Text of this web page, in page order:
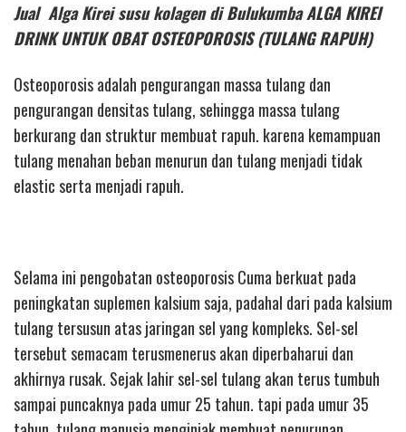
Jual Alga Kirei susu kolagen di Bulukumba ALGA KIREI
DRINK UNTUK OBAT OSTEOPOROSIS (TULANG RAPUH)
Osteoporosis adalah pengurangan massa tulang dan
pengurangan densitas tulang, sehingga massa tulang
berkurang dan struktur membuat rapuh. karena kemampuan
tulang menahan beban menurun dan tulang menjadi tidak
elastic serta menjadi rapuh.
Selama ini pengobatan osteoporosis Cuma berkuat pada
peningkatan suplemen kalsium saja, padahal dari pada kalsium
tulang tersusun atas jaringan sel yang kompleks. Sel-sel
tersebut semacam terusmenerus akan diperbaharui dan
akhirnya rusak. Sejak lahir sel-sel tulang akan terus tumbuh
sampai puncaknya pada umur 25 tahun. tapi pada umur 35